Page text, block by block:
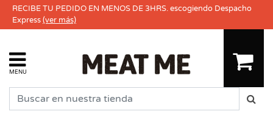
RECIBE TU PEDIDO EN MENOS DE 3HRS. escogiendo Despacho
Express(ver más)
MENU